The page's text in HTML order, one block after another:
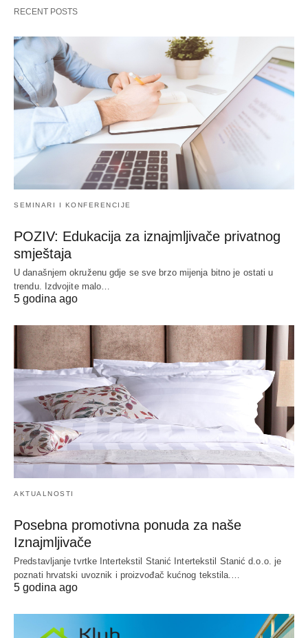
RECENT POSTS
SEMINARI I KONFERENCIJE
POZIV: Edukacija za iznajmljivače privatnog
smještaja
U današnjem okruženu gdje se sve brzo mijenja bitno je ostati u
trendu. Izdvojite malo…
5 godina ago
AKTUALNOSTI
Posebna promotivna ponuda za naše
Iznajmljivače
Predstavljanje tvrtke Intertekstil Stanić Intertekstil Stanić d.o.o. je
poznati hrvatski uvoznik i proizvođač kućnog tekstila.…
5 godina ago